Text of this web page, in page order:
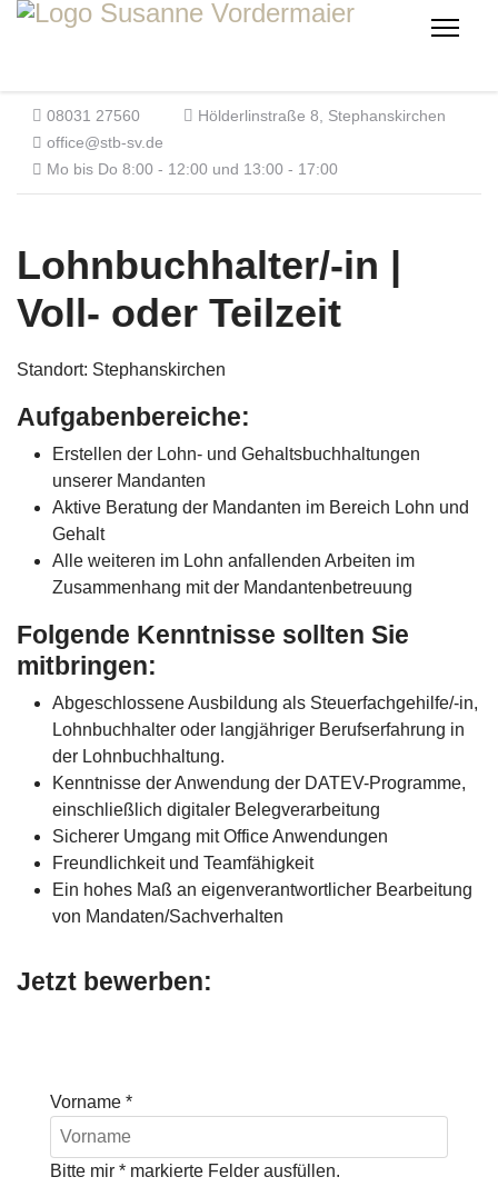
08031 27560
Hölderlinstraße 8, Stephanskirchen
office@stb-sv.de
Mo bis Do 8:00 - 12:00 und 13:00 - 17:00
Lohnbuchhalter/-in |
Voll- oder Teilzeit
Standort: Stephanskirchen
Aufgabenbereiche:
Erstellen der Lohn- und Gehaltsbuchhaltungen
unserer Mandanten
Aktive Beratung der Mandanten im Bereich Lohn und
Gehalt
Alle weiteren im Lohn anfallenden Arbeiten im
Zusammenhang mit der Mandantenbetreuung
Folgende Kenntnisse sollten Sie
mitbringen:
Abgeschlossene Ausbildung als Steuerfachgehilfe/-in,
Lohnbuchhalter oder langjähriger Berufserfahrung in
der Lohnbuchhaltung.
Kenntnisse der Anwendung der DATEV-Programme,
einschließlich digitaler Belegverarbeitung
Sicherer Umgang mit Office Anwendungen
Freundlichkeit und Teamfähigkeit
Ein hohes Maß an eigenverantwortlicher Bearbeitung
von Mandaten/Sachverhalten
Jetzt bewerben:
Vorname *
Bitte mir * markierte Felder ausfüllen.